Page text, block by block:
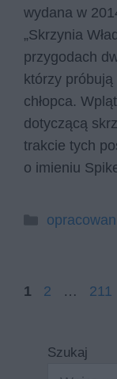
wydana w
„Skrzynia
przygodach
którzy
chłopca.
dotyczącą
trakcie tych
o imieniu
Kategorie
Strona
1 Strona
2 … 211
Szukaj